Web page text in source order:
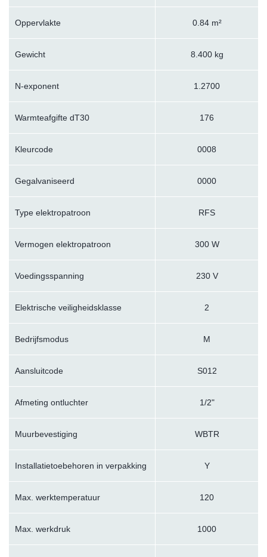
Oppervlakte 0.84 m²
Gewicht 8.400 kg
N-exponent 1.2700
Warmteafgifte dT30 176
Kleurcode 0008
Gegalvaniseerd 0000
Type elektropatroon RFS
Vermogen elektropatroon 300 W
Voedingsspanning 230 V
Elektrische veiligheidsklasse 2
Bedrijfsmodus M
Aansluitcode S012
Afmeting ontluchter 1/2"
Muurbevestiging WBTR
Installatietoebehoren in verpakking Y
Max. werktemperatuur 120
Max. werkdruk 1000